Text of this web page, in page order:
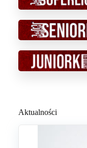
Aktualności